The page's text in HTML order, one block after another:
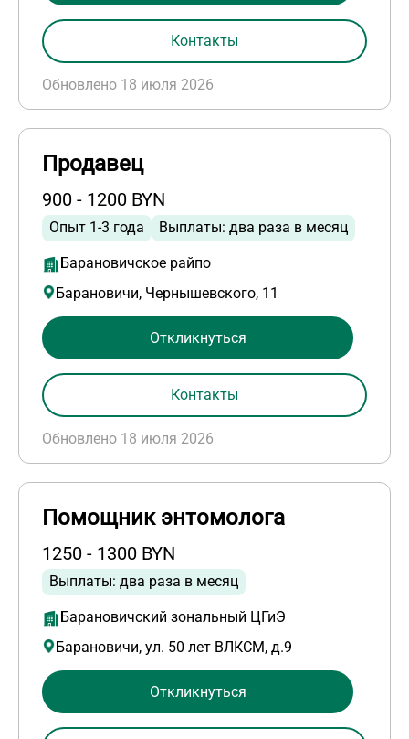
Обновлено 18 июля 2026
Контакты
Продавец
900 - 1200 BYN
Опыт 1-3 года Выплаты: два раза в месяц
Барановичское райпо
Барановичи, Чернышевского, 11
Обновлено 18 июля 2026
Откликнуться
Контакты
Помощник энтомолога
1250 - 1300 BYN
Выплаты: два раза в месяц
Барановичский зональный ЦГиЭ
Барановичи, ул. 50 лет ВЛКСМ, д.9
Откликнуться